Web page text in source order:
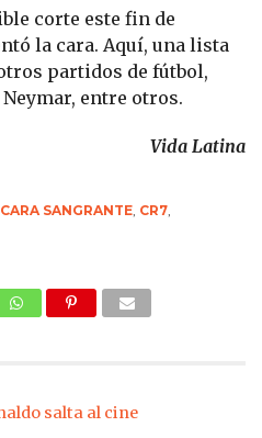
corte este fin de
la cara. Aquí, una lista
partidos de fútbol,
entre otros.
Vida Latina
CARA SANGRANTE CR7
salta al cine